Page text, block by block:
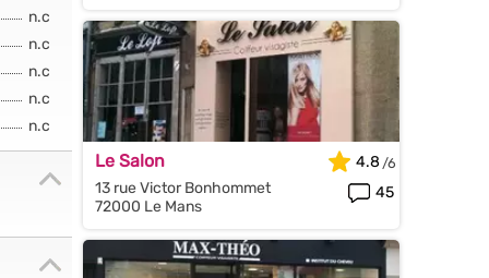
n.c
n.c
n.c
n.c
n.c
Le Salon
13 rue Victor Bonhommet
72000 Le Mans
4.8
45